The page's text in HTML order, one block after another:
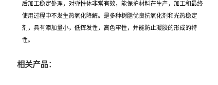
后加工稳定处理，对弹性体非常有效，能保护材料在生产，加工和最终
使用过程中不发生热氧化降解。是多种树脂优良抗氧化剂和光热稳定
剂，具有添加量小，低挥发性，高色牢性，并能防止凝胶的形成的特
性。
相关产品：